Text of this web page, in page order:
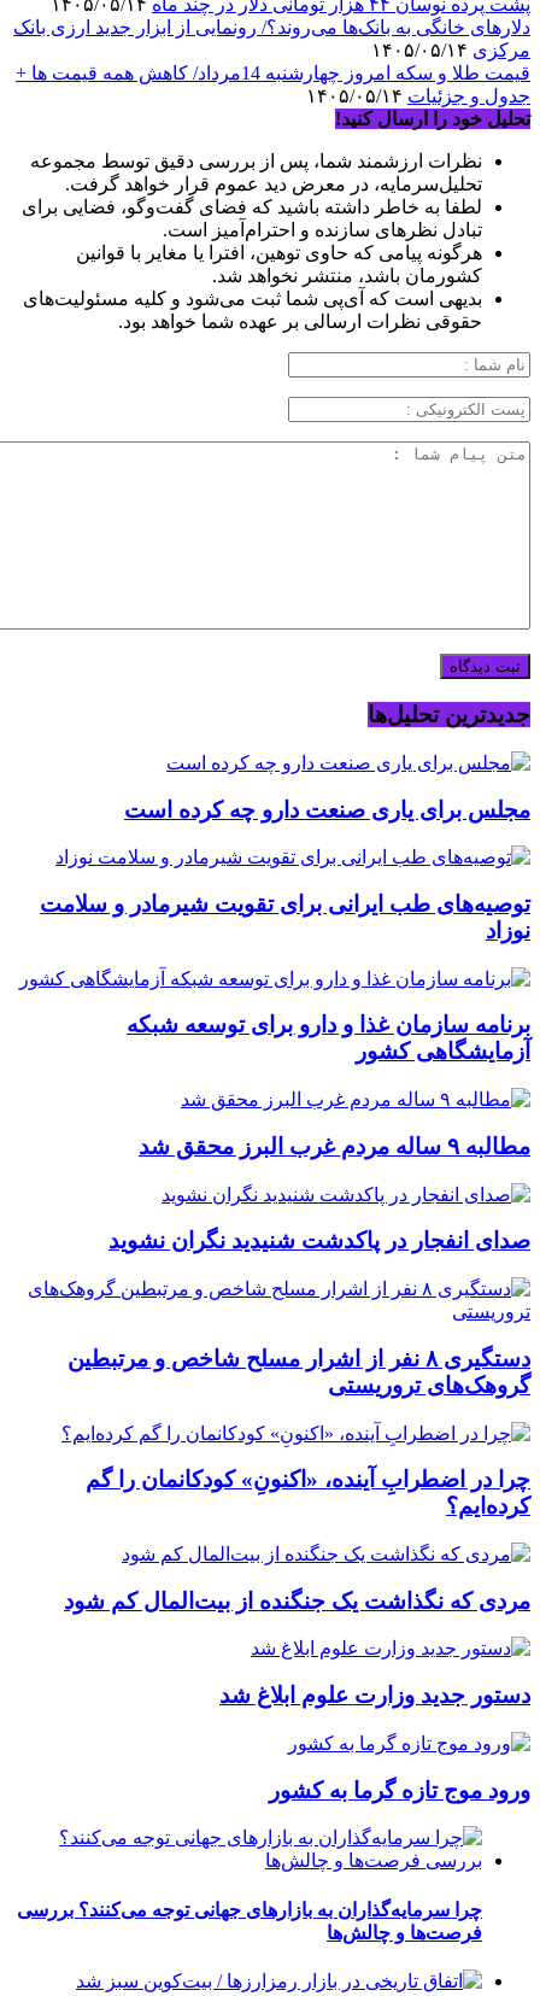
پشت پرده نوسان ۴۴ هزار تومانی دلار در چند ماه
دلارهای خانگی به بانک‌ها می‌روند؟/ رونمایی از ابزار جدید ارزی بانک
مرکزی
قیمت طلا و سکه امروز چهارشنبه 14مرداد/ کاهش همه قیمت ها +
جدول و جزئیات
تحلیل خود را ارسال کنید!
نظرات ارزشمند شما، پس از بررسی دقیق توسط مجموعه
تحلیل‌سرمایه، در معرض دید عموم قرار خواهد گرفت.
لطفا به خاطر داشته باشید که فضای گفت‌وگو، فضایی برای
تبادل نظرهای سازنده و احترام‌آمیز است.
هرگونه پیامی که حاوی توهین، افترا یا مغایر با قوانین
کشورمان باشد، منتشر نخواهد شد.
بدیهی است که آی‌پی شما ثبت می‌شود و کلیه مسئولیت‌های
حقوقی نظرات ارسالی بر عهده شما خواهد بود.
جدیدترین تحلیل‌ها
مجلس برای یاری صنعت دارو چه کرده است
توصیه‌های طب ایرانی برای تقویت شیرمادر و سلامت
نوزاد
برنامه سازمان غذا و دارو برای توسعه شبکه
آزمایشگاهی کشور
مطالبه ۹ ساله مردم غرب البرز محقق شد
صدای انفجار در پاکدشت شنیدید نگران نشوید
دستگیری ۸ نفر از اشرار مسلح شاخص و مرتبطین
گروهک‌های تروریستی
چرا در اضطرابِ آینده، «اکنونِ» کودکانمان را گم
کرده‌ایم؟
مردی که نگذاشت یک جنگنده از بیت‌المال کم شود
دستور جدید وزارت علوم ابلاغ شد
ورود موج تازه گرما به کشور
چرا سرمایه‌گذاران به بازارهای جهانی توجه می‌کنند؟ بررسی
فرصت‌ها و چالش‌ها